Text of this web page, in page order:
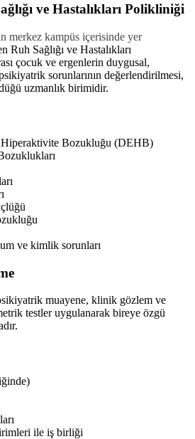
ve Hastalıkları Polikliniği
merkez kampüs içerisinde yer
Ruh Sağlığı ve Hastalıkları
çocuk ve ergenlerin duygusal,
sorunlarının değerlendirilmesi,
uzmanlık birimidir.
Bozukluğu (DEHB)
ve kimlik sorunları
muayene, klinik gözlem ve
testler uygulanarak bireye özgü
ile iş birliği